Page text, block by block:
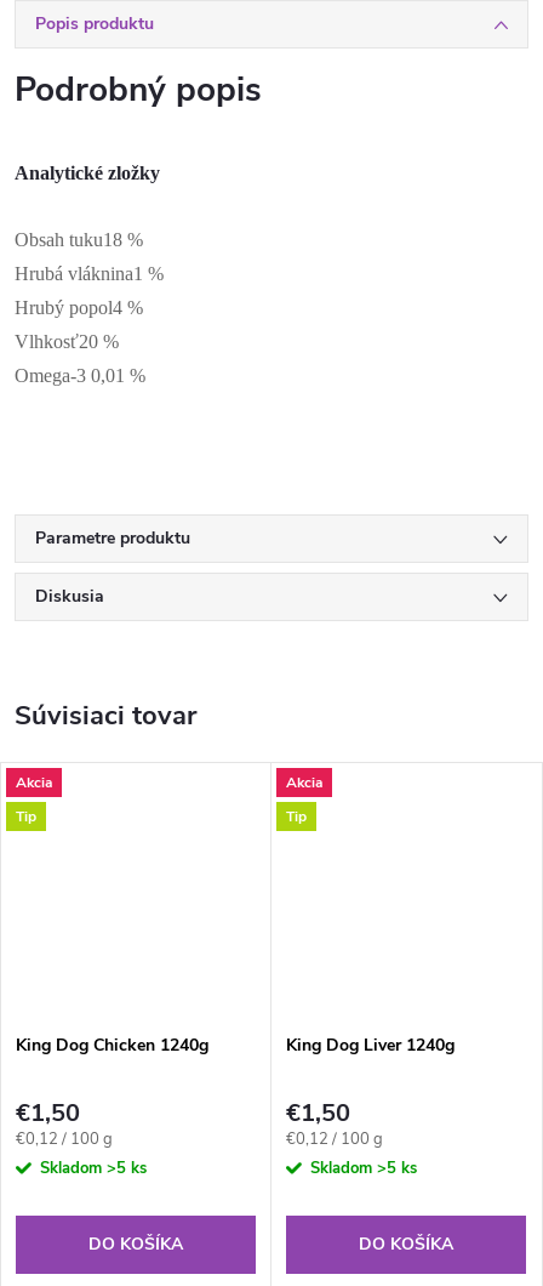
Popis produktu
Podrobný popis
Analytické zložky
Obsah tuku18 %
Hrubá vláknina1 %
Hrubý popol4 %
Vlhkosť20 %
Omega-3 0,01 %
Parametre produktu
Diskusia
Súvisiaci tovar
Akcia
Tip
King Dog Chicken 1240g
€1,50
Jednotková
cena:
€0,12 / 100 g
Skladom >5 ks
DO KOŠÍKA
Akcia
Tip
King Dog Liver 1240g
€1,50
Jednotková
cena:
€0,12 / 100 g
Skladom >5 ks
DO KOŠÍKA